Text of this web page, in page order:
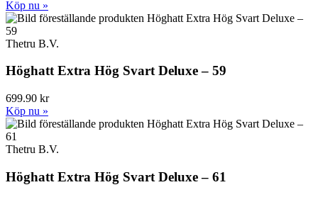
Köp nu »
Thetru B.V.
Höghatt Extra Hög Svart Deluxe – 59
699.90 kr
Köp nu »
Thetru B.V.
Höghatt Extra Hög Svart Deluxe – 61